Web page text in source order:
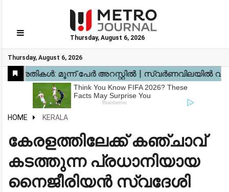
Thursday, August 6, 2026
Thursday, August 6, 2026
GO
Home
Kerala
National
Gulf
World
Sports
Movies
Health
Automobile
Travel
Education
Novel
Business
Technology
Webstory
HOME KERALA
കേരളത്തിലേക്ക് കഞ്ചാവ്
കടത്തുന്ന പ്രധാനിയായ
നൈജീരിയന്‍ സ്വദേശി